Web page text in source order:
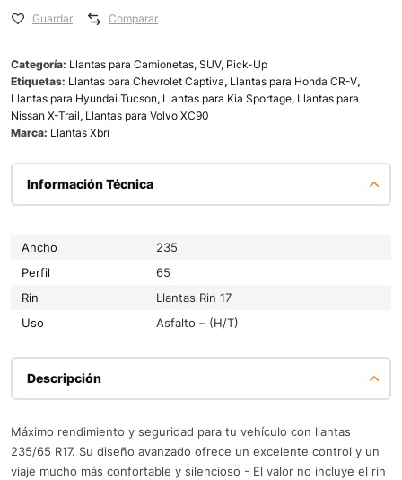
Guardar Comparar
Categoría: Llantas para Camionetas, SUV, Pick-Up
Etiquetas: Llantas para Chevrolet Captiva, Llantas para Honda CR-V,
Llantas para Hyundai Tucson, Llantas para Kia Sportage, Llantas para
Nissan X-Trail, Llantas para Volvo XC90
Marca: Llantas Xbri
Información Técnica
Ancho
235
Perfil
65
Rin
Llantas Rin 17
Uso
Asfalto – (H/T)
Descripción
Máximo rendimiento y seguridad para tu vehículo con llantas
235/65 R17. Su diseño avanzado ofrece un excelente control y un
viaje mucho más confortable y silencioso - El valor no incluye el rin